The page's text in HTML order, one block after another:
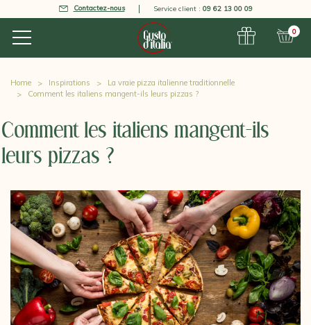
Contactez-nous Service client : 09 62 13 00 09
0
Home Inspirations
La vraie pizza italienne traditionnelle
Comment les italiens mangent-ils leurs pizzas ?
Comment les italiens mangent-ils
leurs pizzas ?